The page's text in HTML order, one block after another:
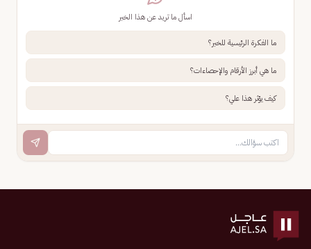
اسأل ما تريد عن هذا الخبر
ما الفكرة الرئيسية للخبر؟
ما هي أبرز الأرقام والإحصاءات؟
كيف يؤثر هذا علي؟